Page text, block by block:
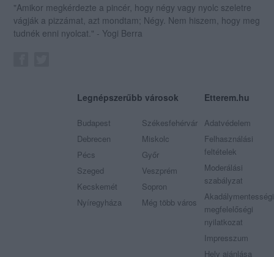
"Amikor megkérdezte a pincér, hogy négy vagy nyolc szeletre
vágják a pizzámat, azt mondtam; Négy. Nem hiszem, hogy meg
tudnék enni nyolcat." - Yogi Berra
Legnépszerűbb városok
Budapest
Debrecen
Pécs
Szeged
Kecskemét
Nyíregyháza
Székesfehérvár
Miskolc
Győr
Veszprém
Sopron
Még több város
Etterem.hu
Adatvédelem
Felhasználási
feltételek
Moderálási
szabályzat
Akadálymentességi
megfelelőségi
nyilatkozat
Impresszum
Hely ajánlása